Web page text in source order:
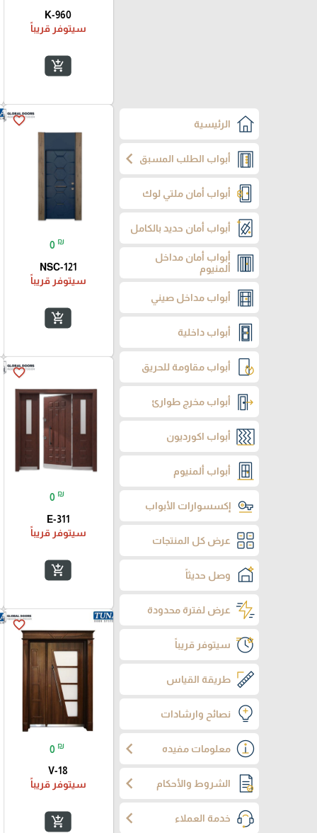
الرئيسية
أبواب الطلب المسبقchevron_left
أبواب أمان ملتي لوك
أبواب أمان حديد بالكامل
أبواب أمان مداخل
ألمنيوم
أبواب مداخل صيني
أبواب داخلية
أبواب مقاومة للحريق
أبواب مخرج طوارئ
أبواب اكورديون
أبواب ألمنيوم
إكسسوارات الأبواب
عرض كل المنتجات
وصل حديثاً
عرض لفترة محدودة
سيتوفر قريباً
طريقة القياس
نصائح وارشادات
معلومات مفيده chevron_left
الشروط والأحكام chevron_left
خدمة العملاء chevron_left
K-960
سيتوفر قريباً
add_shopping_cart
favorite_border
0 ₪
NSC-121
سيتوفر قريباً
add_shopping_cart
favorite_border
0 ₪
E-311
سيتوفر قريباً
add_shopping_cart
favorite_border
0 ₪
V-18
سيتوفر قريباً
add_shopping_cart